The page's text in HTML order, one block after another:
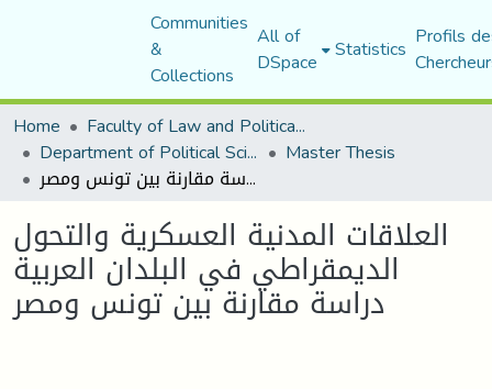
Communities
&
Collections
All of
DSpace Statistics Profils
Home
Faculty of Law and Political Science
Department of Political Sciences Master Thesis
العلاقات المدنية العسكرية والتحول الديمقراطي في البلدان العربية دراسة مقارنة بين تونس ومصر
العلاقات المدنية العسكرية والتحول
الديمقراطي في البلدان العربية
دراسة مقارنة بين تونس ومصر